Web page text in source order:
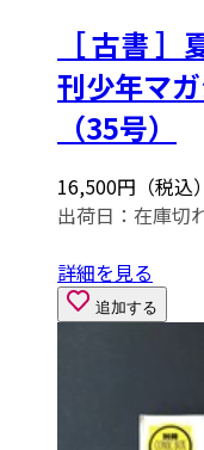
［ 古書
刊少年マ
（35号）
16,500円（税込）
出荷日： 在庫切
詳細を見る
追加する